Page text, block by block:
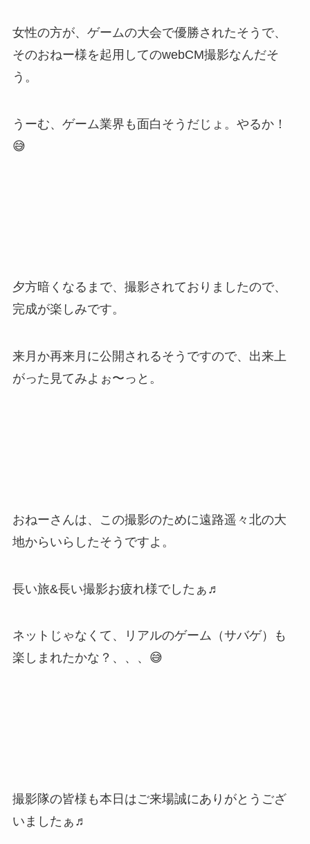
女性の方が、ゲームの大会で優勝されたそうで、
そのおねー様を起用してのwebCM撮影なんだそ
う。
うーむ、ゲーム業界も面白そうだじょ。やるか！
😅
夕方暗くなるまで、撮影されておりましたので、
完成が楽しみです。
来月か再来月に公開されるそうですので、出来上
がった見てみよぉ〜っと。
おねーさんは、この撮影のために遠路遥々北の大
地からいらしたそうですよ。
長い旅&長い撮影お疲れ様でしたぁ♬
ネットじゃなくて、リアルのゲーム（サバゲ）も
楽しまれたかな？、、、😅
撮影隊の皆様も本日はご来場誠にありがとうござ
いましたぁ♬